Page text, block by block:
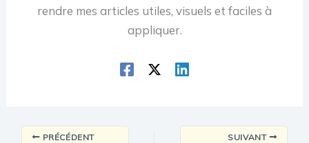
rendre mes articles utiles, visuels et faciles à
appliquer.
PRÉCÉDENT SUIVANT